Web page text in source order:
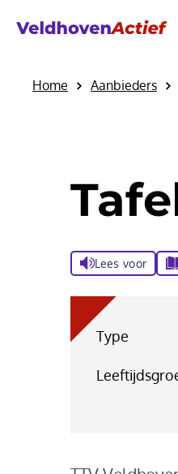
Home Aanbieders
Lees voor
Type